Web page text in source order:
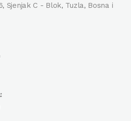
Sjenjak C - Blok, Tuzla, Bosna i